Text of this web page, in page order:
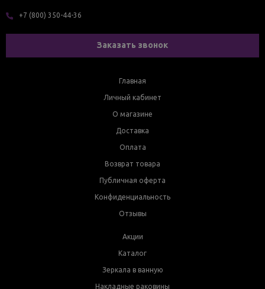
+7 (800) 350-44-36
Заказать звонок
Главная
Личный кабинет
О магазине
Доставка
Оплата
Возврат товара
Публичная оферта
Конфиденциальность
Отзывы
Акции
Каталог
Зеркала в ванную
Накладные раковины